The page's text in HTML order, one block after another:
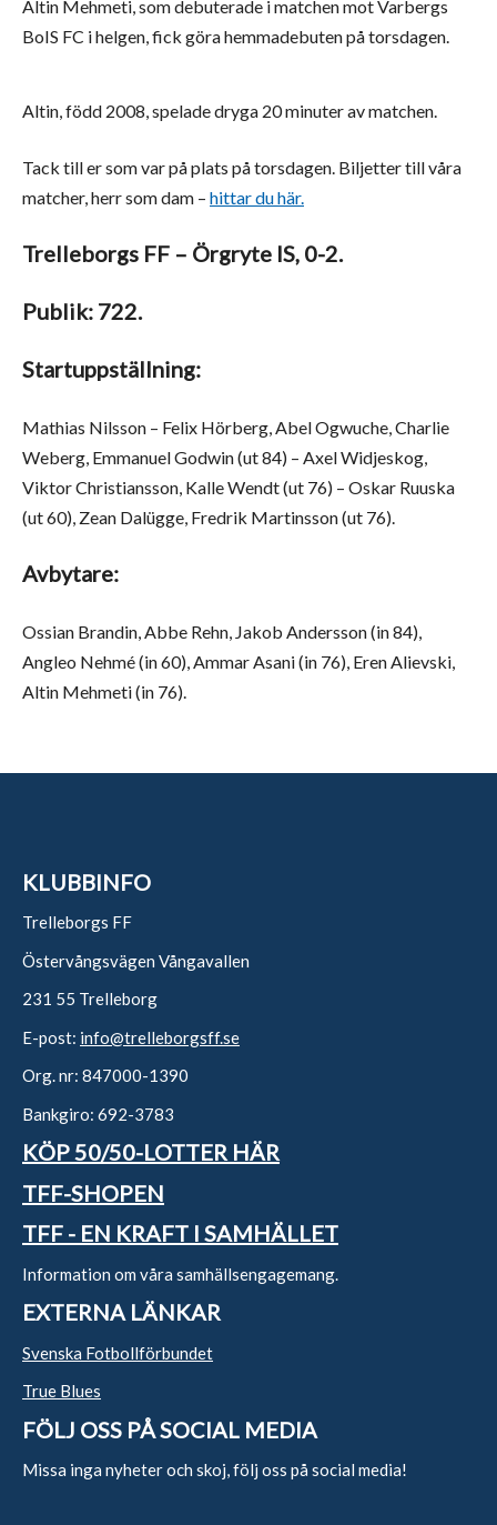
Altin Mehmeti, som debuterade i matchen mot Varbergs
BoIS FC i helgen, fick göra hemmadebuten på torsdagen.
Altin, född 2008, spelade dryga 20 minuter av matchen.
Tack till er som var på plats på torsdagen. Biljetter till våra
matcher, herr som dam – hittar du här.
Trelleborgs FF – Örgryte IS, 0-2.
Publik: 722.
Startuppställning:
Mathias Nilsson – Felix Hörberg, Abel Ogwuche, Charlie
Weberg, Emmanuel Godwin (ut 84) – Axel Widjeskog,
Viktor Christiansson, Kalle Wendt (ut 76) – Oskar Ruuska
(ut 60), Zean Dalügge, Fredrik Martinsson (ut 76).
Avbytare:
Ossian Brandin, Abbe Rehn, Jakob Andersson (in 84),
Angleo Nehmé (in 60), Ammar Asani (in 76), Eren Alievski,
Altin Mehmeti (in 76).
KLUBBINFO
Trelleborgs FF
Östervångsvägen Vångavallen
231 55 Trelleborg
E-post: info@trelleborgsff.se
Org. nr: 847000-1390
Bankgiro: 692-3783
KÖP 50/50-LOTTER HÄR
TFF-SHOPEN
TFF - EN KRAFT I SAMHÄLLET
Information om våra samhällsengagemang.
EXTERNA LÄNKAR
Svenska Fotbollförbundet
True Blues
FÖLJ OSS PÅ SOCIAL MEDIA
Missa inga nyheter och skoj, följ oss på social media!